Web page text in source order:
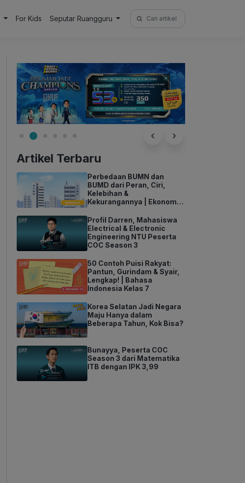
For Kids Seputar Ruangguru
Search
for:
Artikel Terbaru
Perbedaan BUMN dan
BUMD dari Peran, Ciri,
Kelebihan &
Kekurangannya | Ekonomi
Profil Darren, Mahasiswa
Electrical & Electronic
Engineering NTU Peserta
COC Season 3
50 Contoh Puisi Rakyat:
Pantun, Gurindam & Syair,
Lengkap! | Bahasa
Indonesia Kelas 7
Korea Selatan Jadi Negara
Maju Hanya dalam
Beberapa Tahun, Kok Bisa?
Bunayya, Peserta COC
Season 3 dari Matematika
ITB dengan IPK 3,99